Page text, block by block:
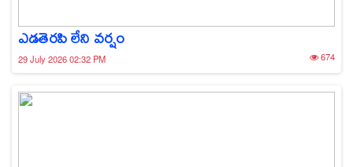
ఎడతెరపి లేని వర్షం
29 July 2026 02:32 PM 674